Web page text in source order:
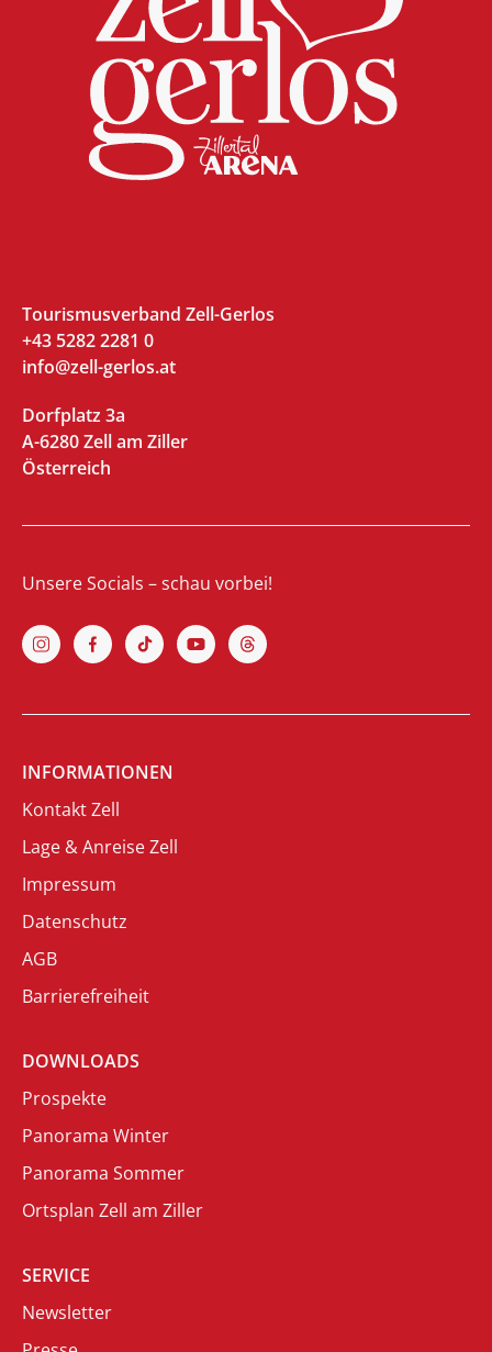
Tourismusverband Zell-Gerlos
+43 5282 2281 0
info@zell-gerlos.at
Dorfplatz 3a
A-6280 Zell am Ziller
Österreich
Unsere Socials – schau vorbei!
INFORMATIONEN
Kontakt Zell
Lage & Anreise Zell
Impressum
Datenschutz
AGB
Barrierefreiheit
DOWNLOADS
Prospekte
Panorama Winter
Panorama Sommer
Ortsplan Zell am Ziller
SERVICE
Newsletter